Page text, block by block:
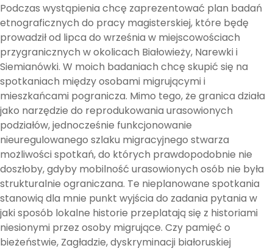
Podczas wystąpienia chcę zaprezentować plan badań
etnograficznych do pracy magisterskiej, które będę
prowadził od lipca do września w miejscowościach
przygranicznych w okolicach Białowieży, Narewki i
Siemianówki. W moich badaniach chcę skupić się na
spotkaniach między osobami migrującymi i
mieszkańcami pogranicza. Mimo tego, że granica działa
jako narzędzie do reprodukowania urasowionych
podziałów, jednocześnie funkcjonowanie
nieuregulowanego szlaku migracyjnego stwarza
możliwości spotkań, do których prawdopodobnie nie
doszłoby, gdyby mobilność urasowionych osób nie była
strukturalnie ograniczana. Te nieplanowane spotkania
stanowią dla mnie punkt wyjścia do zadania pytania w
jaki sposób lokalne historie przeplatają się z historiami
niesionymi przez osoby migrujące. Czy pamięć o
bieżeństwie, Zagładzie, dyskryminacji białoruskiej